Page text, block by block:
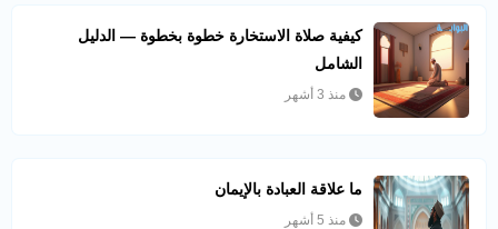
كيفية صلاة الاستخارة خطوة بخطوة — الدليل
الشامل
منذ 3 أشهر
ما علاقة العبادة بالإيمان
منذ 5 أشهر